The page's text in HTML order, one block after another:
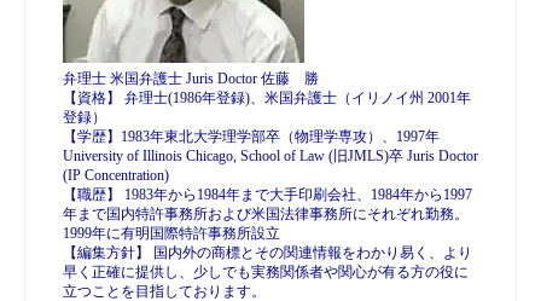
弁理士 米国弁護士 Juris Doctor 佐藤 勝
【資格】 弁理士(1986年登録)、米国弁護士（イリノイ州 2001年
登録）
【学歴】1983年東北大学理学部卒（物理学専攻）、1997年
University of Illinois Chicago, School of Law (旧JMLS)卒 Juris Doctor
(IP Concentration)
【職歴】 1983年から1984年まで大手印刷会社、1984年から1997
年まで国内特許事務所および米国法律事務所にそれぞれ勤務。
1999年に有明国際特許事務所設立
【編集方針】 国内外の商標とその関連情報をわかり易く、より
早く正確に提供し、少しでも実務関係者や関心が有る方の役に
立つことを目指しております。